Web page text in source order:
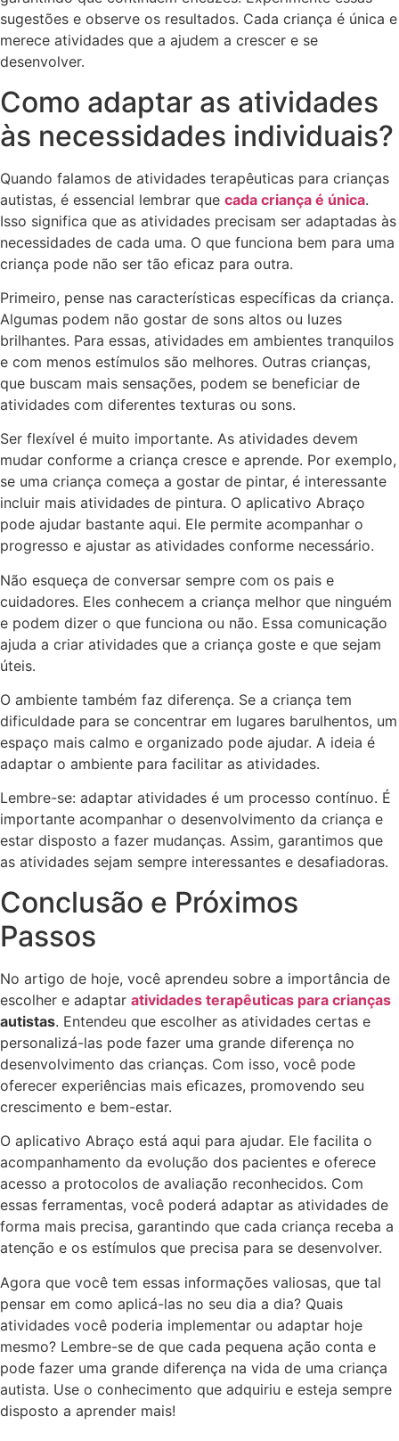
sugestões e observe os resultados. Cada criança é única e
merece atividades que a ajudem a crescer e se
desenvolver.
Como adaptar as atividades
às necessidades individuais?
Quando falamos de atividades terapêuticas para crianças
autistas, é essencial lembrar que cada criança é única.
Isso significa que as atividades precisam ser adaptadas às
necessidades de cada uma. O que funciona bem para uma
criança pode não ser tão eficaz para outra.
Primeiro, pense nas características específicas da criança.
Algumas podem não gostar de sons altos ou luzes
brilhantes. Para essas, atividades em ambientes tranquilos
e com menos estímulos são melhores. Outras crianças,
que buscam mais sensações, podem se beneficiar de
atividades com diferentes texturas ou sons.
Ser flexível é muito importante. As atividades devem
mudar conforme a criança cresce e aprende. Por exemplo,
se uma criança começa a gostar de pintar, é interessante
incluir mais atividades de pintura. O aplicativo Abraço
pode ajudar bastante aqui. Ele permite acompanhar o
progresso e ajustar as atividades conforme necessário.
Não esqueça de conversar sempre com os pais e
cuidadores. Eles conhecem a criança melhor que ninguém
e podem dizer o que funciona ou não. Essa comunicação
ajuda a criar atividades que a criança goste e que sejam
úteis.
O ambiente também faz diferença. Se a criança tem
dificuldade para se concentrar em lugares barulhentos, um
espaço mais calmo e organizado pode ajudar. A ideia é
adaptar o ambiente para facilitar as atividades.
Lembre-se: adaptar atividades é um processo contínuo. É
importante acompanhar o desenvolvimento da criança e
estar disposto a fazer mudanças. Assim, garantimos que
as atividades sejam sempre interessantes e desafiadoras.
Conclusão e Próximos
Passos
No artigo de hoje, você aprendeu sobre a importância de
escolher e adaptar atividades terapêuticas para crianças
autistas. Entendeu que escolher as atividades certas e
personalizá-las pode fazer uma grande diferença no
desenvolvimento das crianças. Com isso, você pode
oferecer experiências mais eficazes, promovendo seu
crescimento e bem-estar.
O aplicativo Abraço está aqui para ajudar. Ele facilita o
acompanhamento da evolução dos pacientes e oferece
acesso a protocolos de avaliação reconhecidos. Com
essas ferramentas, você poderá adaptar as atividades de
forma mais precisa, garantindo que cada criança receba a
atenção e os estímulos que precisa para se desenvolver.
Agora que você tem essas informações valiosas, que tal
pensar em como aplicá-las no seu dia a dia? Quais
atividades você poderia implementar ou adaptar hoje
mesmo? Lembre-se de que cada pequena ação conta e
pode fazer uma grande diferença na vida de uma criança
autista. Use o conhecimento que adquiriu e esteja sempre
disposto a aprender mais!